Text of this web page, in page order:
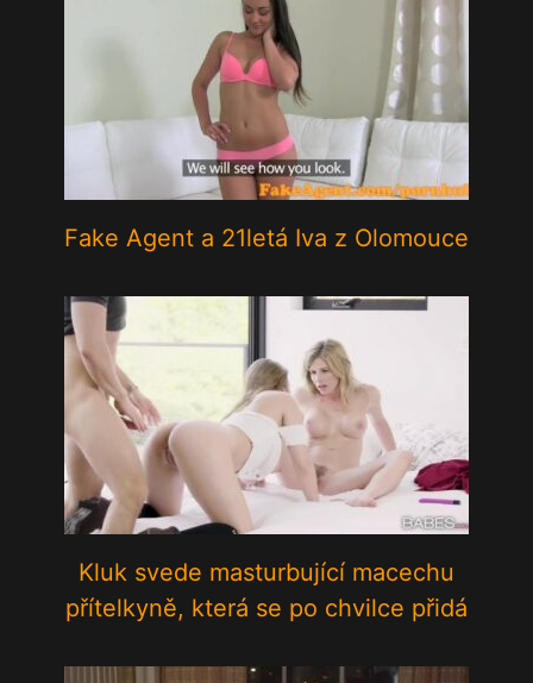
Fake Agent a 21letá Iva z Olomouce
Kluk svede masturbující macechu
přítelkyně, která se po chvilce přidá